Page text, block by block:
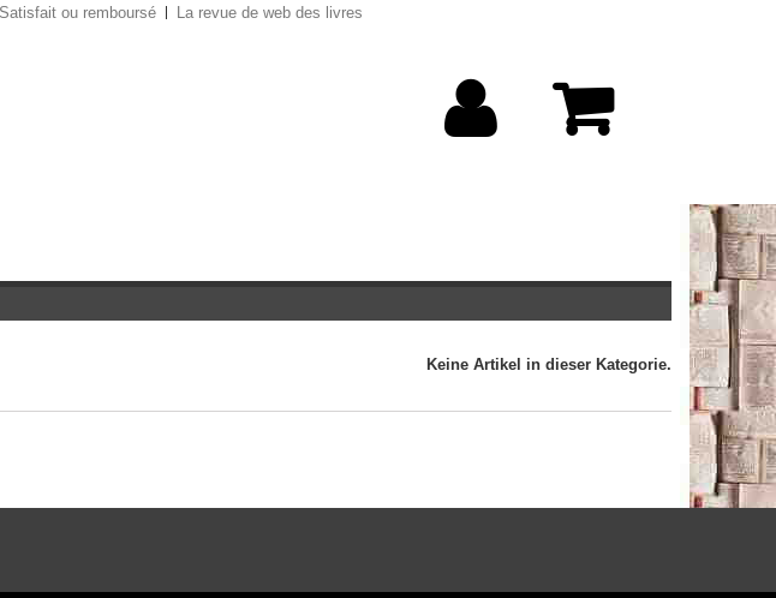
Satisfait ou remboursé La revue de web des livres
Keine Artikel in dieser Kategorie.